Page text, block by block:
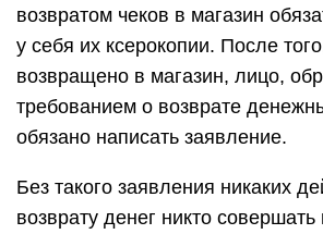
возвратом чеков в магазин
у себя их ксерокопии. После
возвращено в магазин, лицо,
требованием о возврате
обязано написать заявление.
Без такого заявления никаких
возврату денег никто совершать